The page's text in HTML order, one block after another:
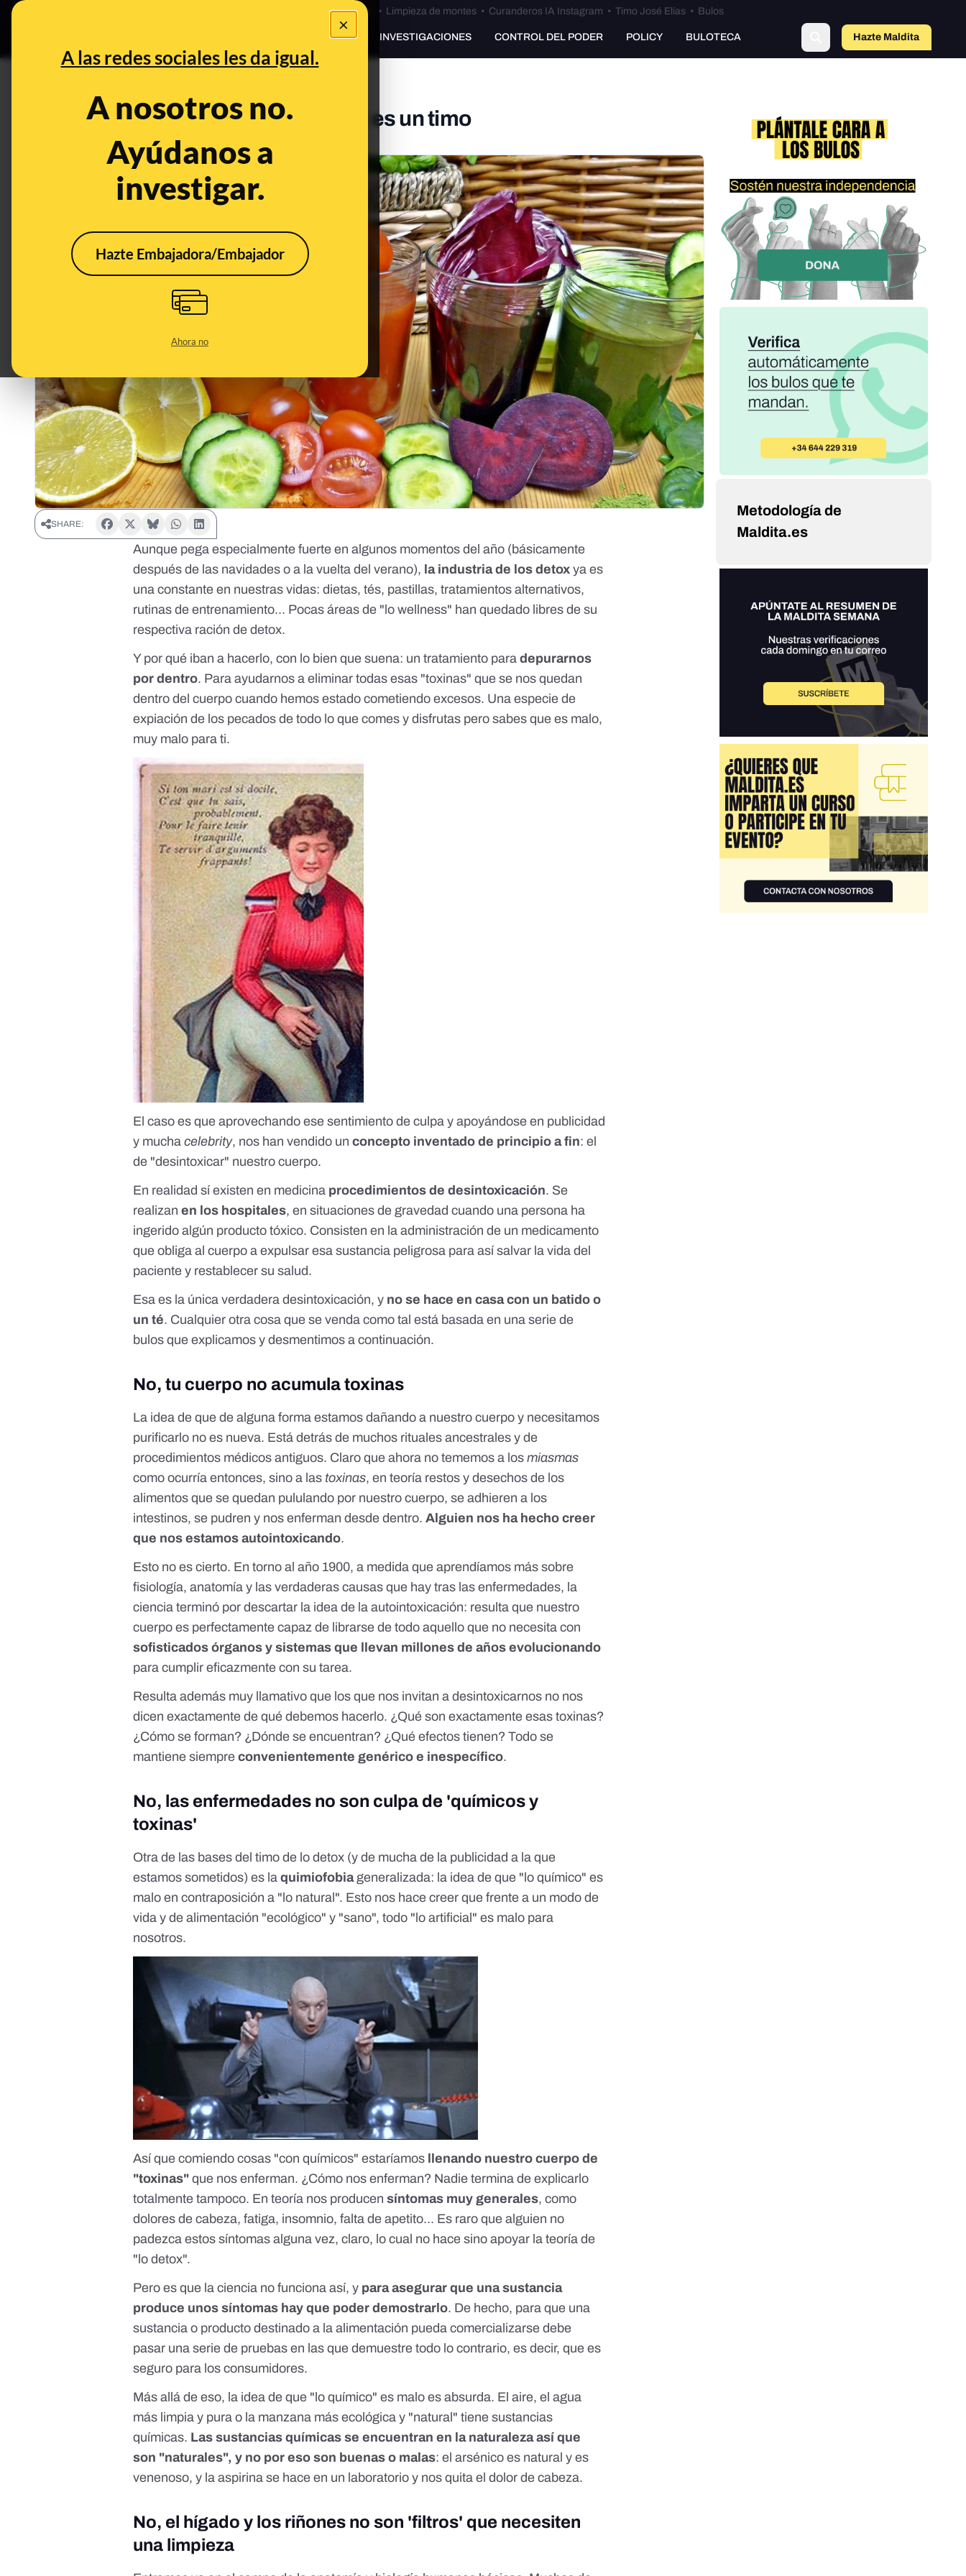
×
A las redes sociales les da igual.
A nosotros no.
Ayúdanos a
investigar.
Hazte Embajadora/Embajador
Ahora no
Bulos Ceuta • Limpieza de montes• Curanderos IA Instagram • Timo José Elías• Bulos
PREBUNKING INVESTIGACIONES CONTROL DEL PODER POLICY BULOTECA Hazte Maldito
Todo, absolutamente todo lo detox es un timo
Jul 9, 2019, 3:58:41 PM
SHARE:
Aunque pega especialmente fuerte en algunos momentos del año (básicamente
después de las navidades o a la vuelta del verano), la industria de los detox ya es
una constante en nuestras vidas: dietas, tés, pastillas, tratamientos alternativos,
rutinas de entrenamiento... Pocas áreas de "lo wellness" han quedado libres de su
respectiva ración de detox.
Y por qué iban a hacerlo, con lo bien que suena: un tratamiento paradepurarnos
por dentro. Para ayudarnos a eliminar todas esas "toxinas" que se nos quedan
dentro del cuerpo cuando hemos estado cometiendo excesos. Una especie de
expiación de los pecados de todo lo que comes y disfrutas pero sabes que es malo,
muy malo para ti.
El caso es que aprovechando ese sentimiento de culpa y apoyándose en publicidad
y muchacelebrity, nos han vendido unconcepto inventado de principio a fin: el
de "desintoxicar" nuestro cuerpo.
En realidad sí existen en medicina procedimientos de desintoxicación. Se
realizanen los hospitales, en situaciones de gravedad cuando una persona ha
ingerido algún producto tóxico. Consisten en la administración de un medicamento
que obliga al cuerpo a expulsar esa sustancia peligrosa para así salvar la vida del
paciente y restablecer su salud.
Esa es la única verdadera desintoxicación, y no se hace en casa con un batido o
un té. Cualquier otra cosa que se venda como tal está basada en una serie de
bulos que explicamos y desmentimos a continuación.
No, tu cuerpo no acumula toxinas
La idea de que de alguna forma estamos dañando a nuestro cuerpo y necesitamos
purificarlo no es nueva. Está detrás de muchos rituales ancestrales y de
procedimientos médicos antiguos. Claro que ahora no tememos a losmiasmas
como ocurría entonces, sino a las toxinas, en teoría restos y desechos de los
alimentos que se quedan pululando por nuestro cuerpo, se adhieren a los
intestinos, se pudren y nos enferman desde dentro.Alguien nos ha hecho creer
que nos estamos autointoxicando.
Esto no es cierto. En torno al año 1900, a medida que aprendíamos más sobre
fisiología, anatomía y las verdaderas causas que hay tras las enfermedades, la
ciencia terminó por descartar la idea de la autointoxicación: resulta que nuestro
cuerpo es perfectamente capaz de librarse de todo aquello que no necesita con
sofisticados órganos y sistemas que llevan millones de años evolucionando
para cumplir eficazmente con su tarea.
Resulta además muy llamativo que los que nos invitan a desintoxicarnos no nos
dicen exactamente de qué debemos hacerlo. ¿Qué son exactamente esas toxinas?
¿Cómo se forman? ¿Dónde se encuentran? ¿Qué efectos tienen? Todo se
mantiene siempreconvenientemente genérico e inespecífico.
No, las enfermedades no son culpa de 'químicos y
toxinas'
Otra de las bases del timo de lo detox (y de mucha de la publicidad a la que
estamos sometidos) es laquimiofobiageneralizada: la idea de que "lo químico" es
malo en contraposición a "lo natural". Esto nos hace creer que frente a un modo de
vida y de alimentación "ecológico" y "sano", todo "lo artificial" es malo para
nosotros.
Así que comiendo cosas "con químicos" estaríamos
llenando nuestro cuerpo de
"toxinas" que nos enferman. ¿Cómo nos enferman? Nadie termina de explicarlo
totalmente tampoco. En teoría nos producensíntomas muy generales, como
dolores de cabeza, fatiga, insomnio, falta de apetito... Es raro que alguien no
padezca estos síntomas alguna vez, claro, lo cual no hace sino apoyar la teoría de
"lo detox".
Pero es que la ciencia no funciona así, y para asegurar que una sustancia
produce unos síntomas hay que poder demostrarlo. De hecho, para que una
sustancia o producto destinado a la alimentación pueda comercializarse debe
pasar una serie de pruebas en las que demuestre todo lo contrario, es decir, que es
seguro para los consumidores.
Más allá de eso, la idea de que "lo químico" es malo es absurda. El aire, el agua
más limpia y pura o la manzana más ecológica y "natural" tiene sustancias
químicas. Las sustancias químicas se encuentran en la naturaleza así que
son "naturales", y no por eso son buenas o malas: el arsénico es natural y es
venenoso, y la aspirina se hace en un laboratorio y nos quita el dolor de cabeza.
No, el hígado y los riñones no son 'filtros' que necesiten
una limpieza
Metodología de
Maldita.es